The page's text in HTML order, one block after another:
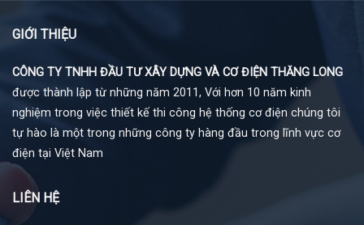
GIỚI THIỆU
CÔNG TY TNHH ĐẦU TƯ XÂY DỰNG VÀ CƠ ĐIỆN THĂNG LONG
được thành lập từ những năm 2011, Với hơn 10 năm kinh
nghiệm trong việc thiết kế thi công hệ thống cơ điện chúng tôi
tự hào là một trong những công ty hàng đầu trong lĩnh vực cơ
điện tại Việt Nam
LIÊN HỆ